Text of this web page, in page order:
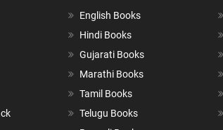
English Books
Hindi Books
Gujarati Books
Marathi Books
Tamil Books
Telugu Books